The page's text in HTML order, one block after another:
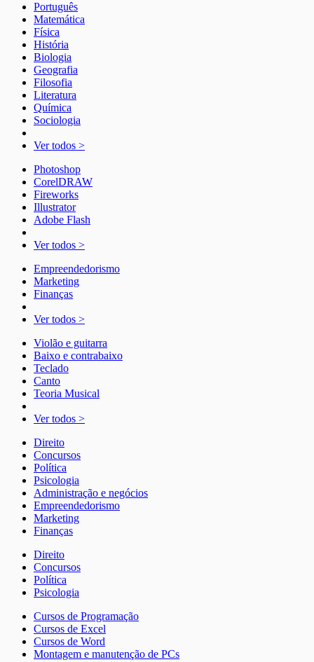
Português
Matemática
Física
História
Biologia
Geografia
Filosofia
Literatura
Química
Sociologia
Ver todos >
Photoshop
CorelDRAW
Fireworks
Illustrator
Adobe Flash
Ver todos >
Empreendedorismo
Marketing
Finanças
Ver todos >
Violão e guitarra
Baixo e contrabaixo
Teclado
Canto
Teoria Musical
Ver todos >
Direito
Concursos
Política
Psicologia
Administração e negócios
Empreendedorismo
Marketing
Finanças
Direito
Concursos
Política
Psicologia
Cursos de Programação
Cursos de Excel
Cursos de Word
Montagem e manutenção de PCs